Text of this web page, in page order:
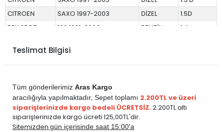
CITROEN
SAXO 1997-2003 DİZEL
1.5D
PEUGEOT
106 1991-2002 BENZİN
1.4
Teslimat Bilgisi
Tüm gönderilerimiz Aras Kargo
aracılığıyla yapılmaktadır, Sepet toplamı 2.200TL ve üzeri
siparişlerinizde kargo bedeli ÜCRETSİZ.2.200TL altı
siparişlerinizde kargo ücreti 125,00TL'dir.
Sitemizden gün içerisinde saat 15:00'a